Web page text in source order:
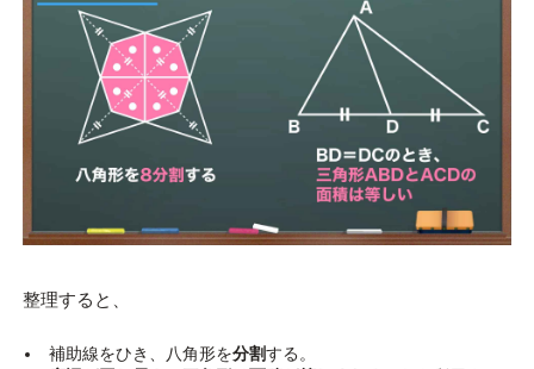
整理すると、
補助線をひき、八角形を分割する。